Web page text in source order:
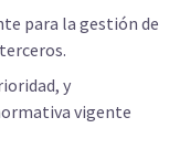
para la gestión de
y
vigente